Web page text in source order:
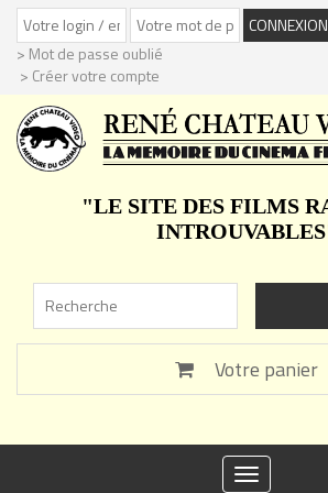
> Mot de passe oublié
> Créer votre compte
"LE SITE DES FILMS
Votre panier
Toggle